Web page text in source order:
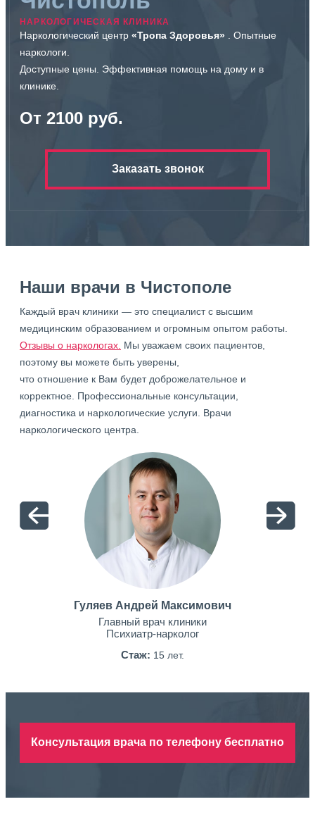
НАРКОЛОГИЧЕСКАЯ КЛИНИКА
Наркологический центр «Тропа Здоровья»
. Опытные
наркологи.
Доступные цены. Эффективная помощь на дому и в
клинике.
От 2100 руб.
Заказать звонок
Наши врачи в Чистополе
Каждый врач клиники — это специалист с высшим
медицинским образованием и огромным опытом работы.
Отзывы о наркологах. Мы уважаем своих пациентов,
поэтому вы можете быть уверены,
что отношение к Вам будет доброжелательное и
корректное. Профессиональные консультации,
диагностика и наркологические услуги. Врачи
наркологического центра.
Гуляев Андрей Максимович
Главный врач клиники
Психиатр-нарколог
Стаж: 15 лет.
Консультация врача по телефону бесплатно